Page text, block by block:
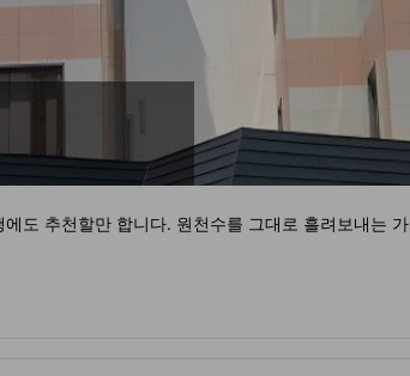
도 추천할만 합니다. 원천수를 그대로 흘려보내는